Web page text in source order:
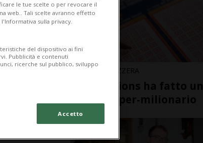
EUROPA / SVIZZERA
Euro Millions ha fatto un
nuovo super-milionario
le tue scelte o per revocare il
web.. Tali scelte avranno effetto
sulla privacy.
del dispositivo ai fini
Pubblicità e contenuti
ricerche sul pubblico, sviluppo
Accetto